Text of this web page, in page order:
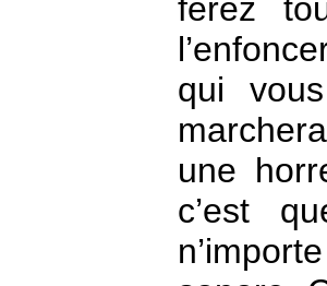
ferez
qui
une
c’est